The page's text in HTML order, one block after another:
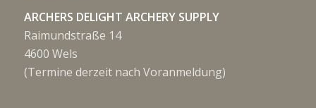
ARCHERS DELIGHT ARCHERY SUPPLY
Raimundstraße 14
4600 Wels
(Termine derzeit nach Voranmeldung)